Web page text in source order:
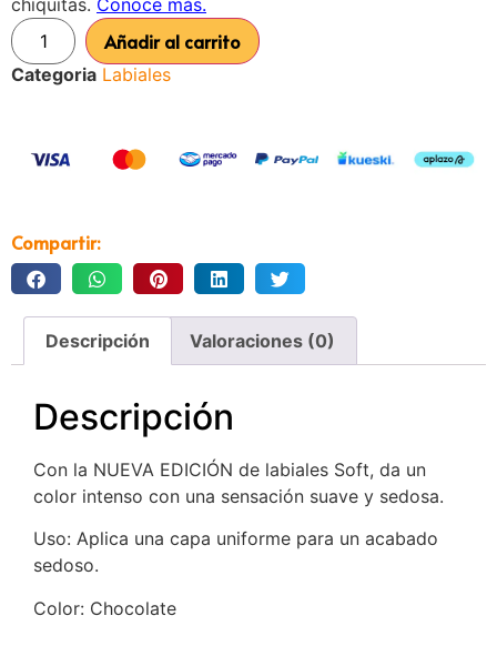
Añadir al carrito
Categoria Labiales
Compartir:
Descripción Valoraciones (0)
Descripción
Con la NUEVA EDICIÓN de labiales Soft, da un
color intenso con una sensación suave y sedosa.
Uso: Aplica una capa uniforme para un acabado
sedoso.
Color: Chocolate